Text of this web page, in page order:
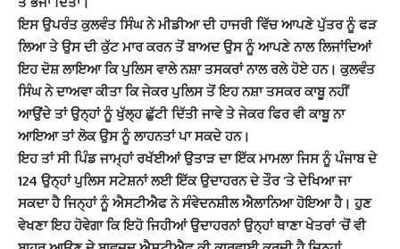
ਇਸ ਉਪਰੰਤ ਕੁਲਵੰਤ ਸਿੰਘ ਨੇ ਮੀਡੀਆ ਦੀ ਹਾਜਰੀ ਵਿੱਚ ਆਪਣੇ ਪੁੱਤਰ ਨੂੰ ਫੜ
ਲਿਆ ਤੇ ਉਸ ਦੀ ਕੁੱਟ ਮਾਰ ਕਰਨ ਤੋਂ ਬਾਅਦ ਉਸ ਨੂੰ ਆਪਣੇ ਨਾਲ ਲਿਜਾਂਦਿਆਂ
ਇਹ ਦੋਸ਼ ਲਾਇਆ ਕਿ ਪੁਲਿਸ ਵਾਲੇ ਨਸ਼ਾ ਤਸਕਰਾਂ ਨਾਲ ਰਲੇ ਹੋਏ ਹਨ। ਕੁਲਵੰਤ
ਸਿੰਘ ਨੇ ਦਾਅਵਾ ਕੀਤਾ ਕਿ ਜੇਕਰ ਪੁਲਿਸ ਤੋਂ ਇਹ ਨਸ਼ਾ ਤਸਕਰ ਕਾਬੂ ਨਹੀਂ
ਆਉਂਦੇ ਤਾਂ ਉਨ੍ਹਾਂ ਨੂੰ ਖੁੱਲ੍ਹ ਛੁੱਟੀ ਦਿੱਤੀ ਜਾਵੇ ਤੇ ਜੇਕਰ ਫਿਰ ਵੀ ਕਾਬੂ ਨਾ
ਆਇਆ ਤਾਂ ਲੋਕ ਉਸ ਨੂੰ ਲਾਹਨਤਾਂ ਪਾ ਸਕਦੇ ਹਨ।
ਇਹ ਤਾਂ ਸੀ ਪਿੰਡ ਜਾਮ੍ਹਾਂ ਰਖੱਈਆਂ ਉਤਾੜ ਦਾ ਇੱਕ ਮਾਮਲਾ ਜਿਸ ਨੂੰ ਪੰਜਾਬ ਦੇ
124 ਉਨ੍ਹਾਂ ਪੁਲਿਸ ਸਟੇਸ਼ਨਾਂ ਲਈ ਇੱਕ ਉਦਾਹਰਨ ਦੇ ਤੌਰ ‘ਤੇ ਦੇਖਿਆ ਜਾ
ਸਕਦਾ ਹੈ ਜਿਨ੍ਹਾਂ ਨੂੰ ਐਸਟੀਐਫ ਨੇ ਸੰਵੇਦਨਸ਼ੀਲ ਐਲਾਨਿਆ ਹੋਇਆ ਹੈ। ਹੁਣ
ਵੇਖਣਾ ਇਹ ਹੋਵੇਗਾ ਕਿ ਇਹੋ ਜਿਹੀਆਂ ਉਦਾਹਰਨਾਂ ਉਨ੍ਹਾਂ ਥਾਣਾ ਖੇਤਰਾਂ ‘ਚੋਂ ਵੀ